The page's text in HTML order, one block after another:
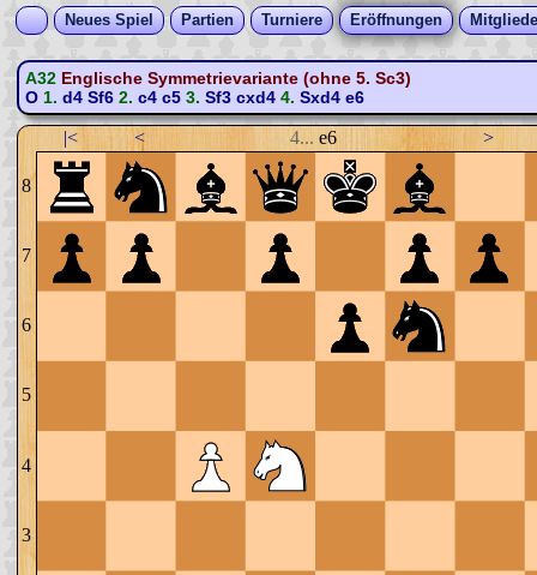
Neues Spiel Partien Turniere Eröffnungen
A32 Englische Symmetrievariante (ohne 5. Sc3)
O1. d4 Sf62. c4 c53. Sf3 cxd44. Sxd4 e6
|< < 4... e6 >
8
7
6
5
4
3